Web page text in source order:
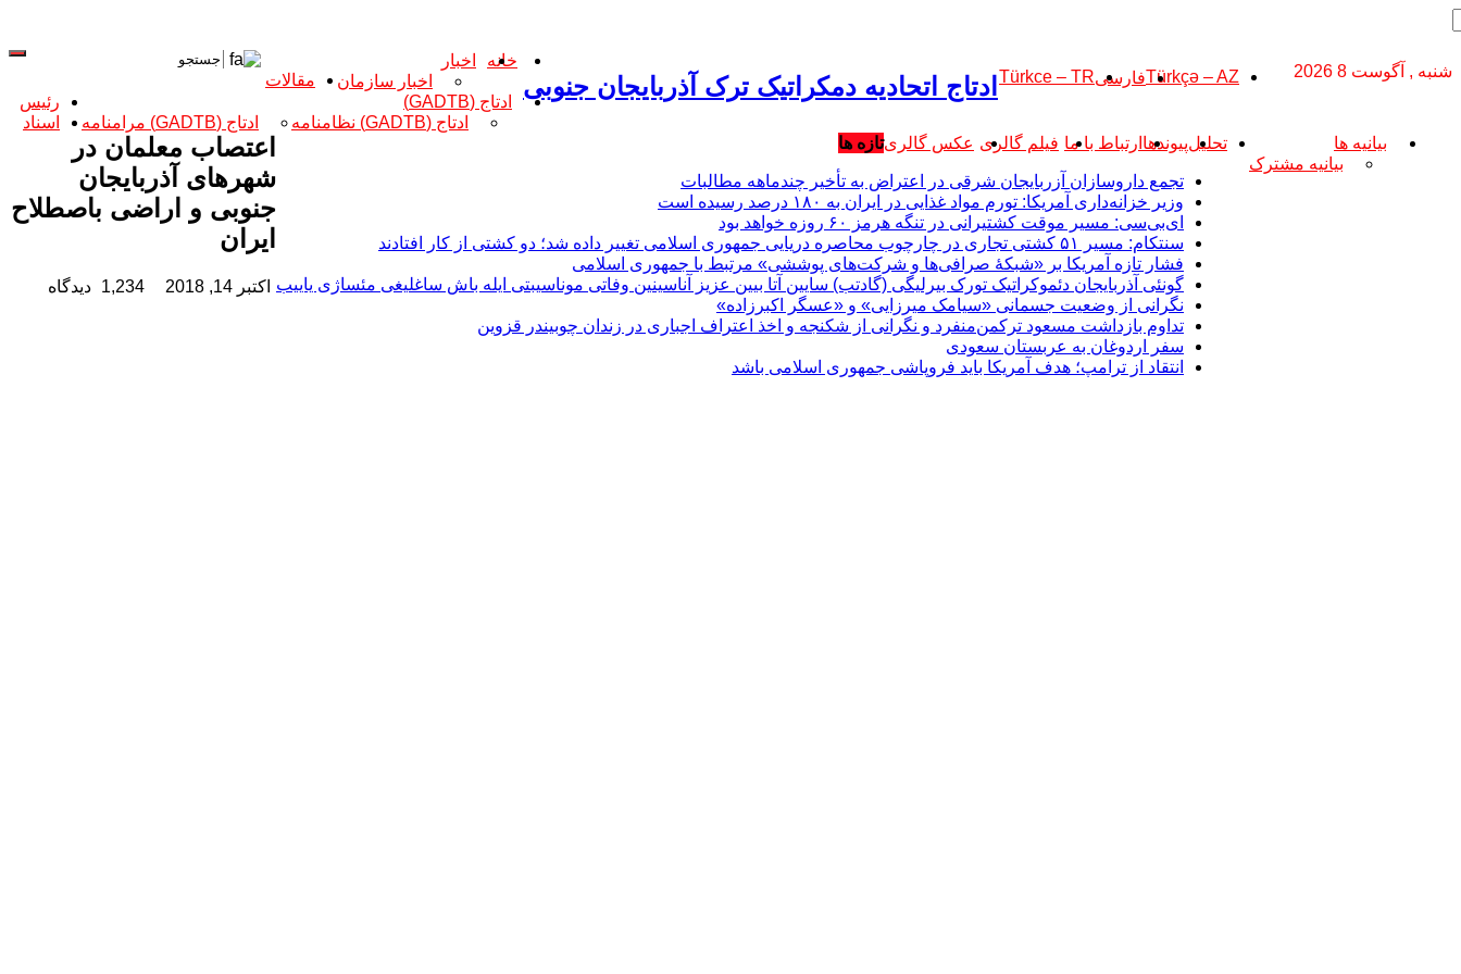
شنبه , آگوست 8 2026 Türkçə – AZفارسیTürkce – TR ادتاج اتحادیه دمکراتیک ترک آذربایجان جنوبی
خانه
اخبار
اخبار سازمان
مقالات
ادتاج (GADTB)
ادتاج (GADTB) نظامنامه
ادتاج (GADTB) مرامنامه
رئیس
اسناد
بیانیه ها
بیانیه مشترک
تحلیلپیوندها ارتباط با ما فیلم گالری عکس گالریتازه ها
تجمع داروسازان آزربایجان شرقی در اعتراض به تأخیر چندماهه مطالبات
وزیر خزانه‌داری آمریکا: تورم مواد غذایی در ایران به ۱۸۰ درصد رسیده است
ای‌بی‌سی: مسیر موقت کشتیرانی در تنگه هرمز ۶۰ روزه خواهد بود
سنتکام: مسیر ۵۱ کشتی تجاری در چارچوب محاصره دریایی جمهوری اسلامی تغییر داده شد؛ دو کشتی از کار افتادند
فشار تازه آمریکا بر «شبکۀ صرافی‌ها و شرکت‌های پوششی» مرتبط با جمهوری اسلامی
گونئی آذربایجان دئموکراتیک تورک بیرلیگی (گادتب) سایین آتا بیین عزیز آناسینین وفاتی موناسیبتی ایله باش ساغلیغی مئساژی یاییب
نگرانی از وضعیت جسمانی «سیامک میرزایی» و «عسگر اکبرزاده»
تداوم بازداشت مسعود ترکمن‌منفرد و نگرانی از شکنجه و اخذ اعتراف اجباری در زندان چوبیندر قزوین
سفر اردوغان به عربستان‌ سعودی
انتقاد از ترامپ؛ هدف آمریکا باید فروپاشی جمهوری اسلامی باشد
اعتصاب معلمان در
شهرهای آذربایجان
جنوبی و اراضی باصطلاح
ایران
اکتبر 14, 2018 1,234 دیدگاه